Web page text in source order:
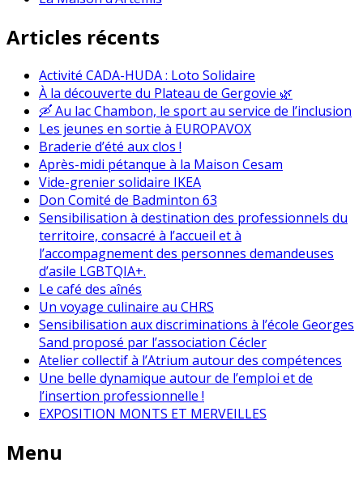
Articles récents
Activité CADA-HUDA : Loto Solidaire
À la découverte du Plateau de Gergovie 🌿
🛶 Au lac Chambon, le sport au service de l’inclusion
Les jeunes en sortie à EUROPAVOX
Braderie d’été aux clos !
Après-midi pétanque à la Maison Cesam
Vide-grenier solidaire IKEA
Don Comité de Badminton 63
Sensibilisation à destination des professionnels du
territoire, consacré à l’accueil et à
l’accompagnement des personnes demandeuses
d’asile LGBTQIA+.
Le café des aînés
Un voyage culinaire au CHRS
Sensibilisation aux discriminations à l’école Georges
Sand proposé par l’association Cécler
Atelier collectif à l’Atrium autour des compétences
Une belle dynamique autour de l’emploi et de
l’insertion professionnelle !
EXPOSITION MONTS ET MERVEILLES
Menu